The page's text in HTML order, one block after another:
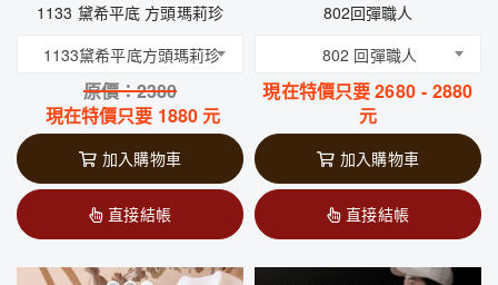
1133 黛希平底 方頭瑪莉珍
1133黛希平底方頭瑪莉珍
原價：2380
現在特價只要 1880 元
加入購物車
直接結帳
802回彈職人
802 回彈職人
現在特價只要2680 - 2880
元
加入購物車
直接結帳